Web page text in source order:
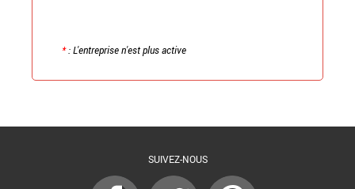
*: L'entreprise n'est plus active
SUIVEZ-NOUS